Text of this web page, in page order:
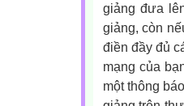
giảng đưa
giảng, còn
điền đầy đủ
mạng của
một thông